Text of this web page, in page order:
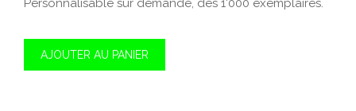
Personnalisable sur demande, dès 1'000 exemplaires.
AJOUTER AU PANIER